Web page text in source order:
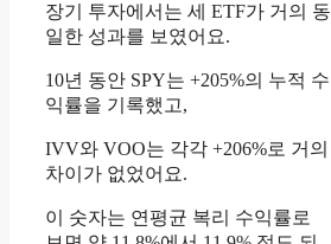
장기 투자에서는 세 ETF가 거의 동
일한 성과를 보였어요.
10년 동안 SPY는 +205%의 누적 수
익률을 기록했고,
IVV와 VOO는 각각 +206%로 거의
차이가 없었어요.
이 숫자는 연평균 복리 수익률로